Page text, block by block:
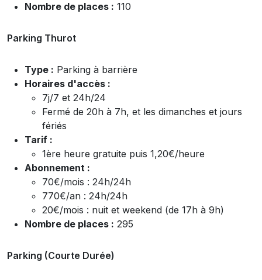
Nombre de places : 110
Parking Thurot
Type : Parking à barrière
Horaires d'accès :
7j/7 et 24h/24
Fermé de 20h à 7h, et les dimanches et jours
fériés
Tarif :
1ère heure gratuite puis 1,20€/heure
Abonnement :
70€/mois : 24h/24h
770€/an : 24h/24h
20€/mois : nuit et weekend (de 17h à 9h)
Nombre de places : 295
Parking (Courte Durée)